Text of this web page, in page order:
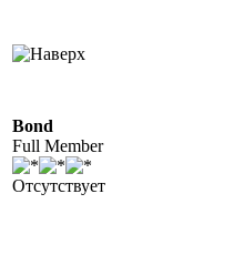
Bond
Full Member
Отсутствует